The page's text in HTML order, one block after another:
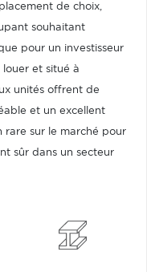
de choix,
souhaitant
pour un investisseur
et situé à
unités offrent de
et un excellent
rare sur le marché pour
sûr dans un secteur